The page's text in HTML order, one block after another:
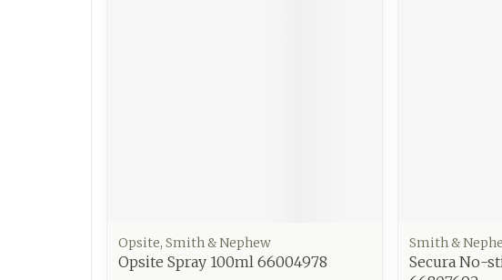
Opsite, Smith & Nephew
Opsite Spray 100ml 66004978
Smith &
Secura No-